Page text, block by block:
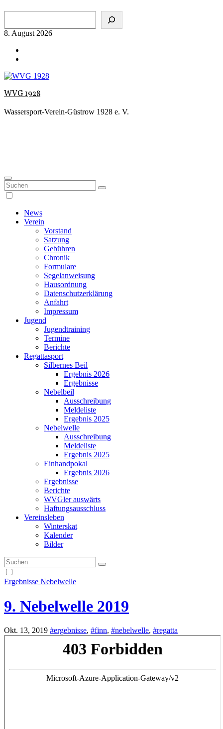
springen
8. August 2026
WVG 1928
Wassersport-Verein-Güstrow 1928 e. V.
News
Verein
Vorstand
Satzung
Gebühren
Chronik
Formulare
Segelanweisung
Hausordnung
Datenschutzerklärung
Anfahrt
Impressum
Jugend
Jugendtraining
Termine
Berichte
Regattasport
Silbernes Beil
Ergebnis 2026
Ergebnisse
Nebelbeil
Ausschreibung
Meldeliste
Ergebnis 2025
Nebelwelle
Ausschreibung
Meldeliste
Ergebnis 2025
Einhandpokal
Ergebnis 2026
Ergebnisse
Berichte
WVGler auswärts
Haftungsausschluss
Vereinsleben
Winterskat
Kalender
Bilder
Ergebnisse Nebelwelle
9. Nebelwelle 2019
Okt. 13, 2019 #ergebnisse, #finn, #nebelwelle, #regatta